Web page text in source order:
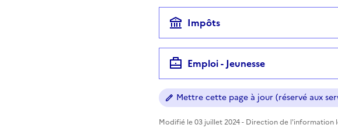
Impôts
Emploi - Jeunesse
Mettre cette page à jour (réservé aux
Modifié le 03 juillet 2024 - Direction de l'information